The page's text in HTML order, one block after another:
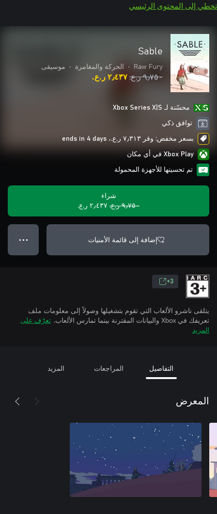
تخطي إلى المحتوى الرئيسي
Sable
Raw Fury
• الحركة والمغامرة • موسيقى
٩٫٧٥٠ ر.ع.‏ ٢٫٤٣٧ ر.ع.‏
محسّنة لـ Xbox Series X|S
توافق ذكي
بسعر مخفض: وفر ٧٫٣١٣ ر.ع.‏، ends in 4 days
Xbox Play في أي مكان
تم تحسينها للأجهزة المحمولة
شراء
٩٫٧٥٠ ر.ع.‏
٢٫٤٣٧ ر.ع.‏
إضافة إلى قائمة الأمنيات ● ● ●
3+
يتلقى ناشرو الألعاب التي تقوم بتشغيلها وصولاً إلى معلومات ملف
تعريفك في Xbox والبيانات المقترنة بينما تمارس الألعاب.
تعرّف على
المزيد
التفاصيل المراجعات المزيد
المعرض